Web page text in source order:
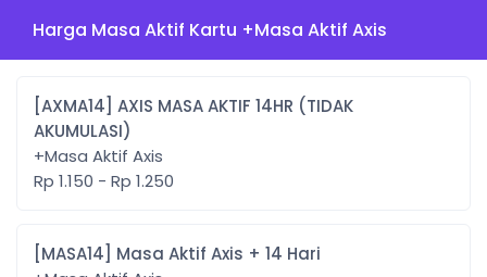
Harga Masa Aktif Kartu +Masa Aktif Axis
[AXMA14] AXIS MASA AKTIF 14HR (TIDAK
AKUMULASI)
+Masa Aktif Axis
Rp 1.150 - Rp 1.250
[MASA14] Masa Aktif Axis + 14 Hari